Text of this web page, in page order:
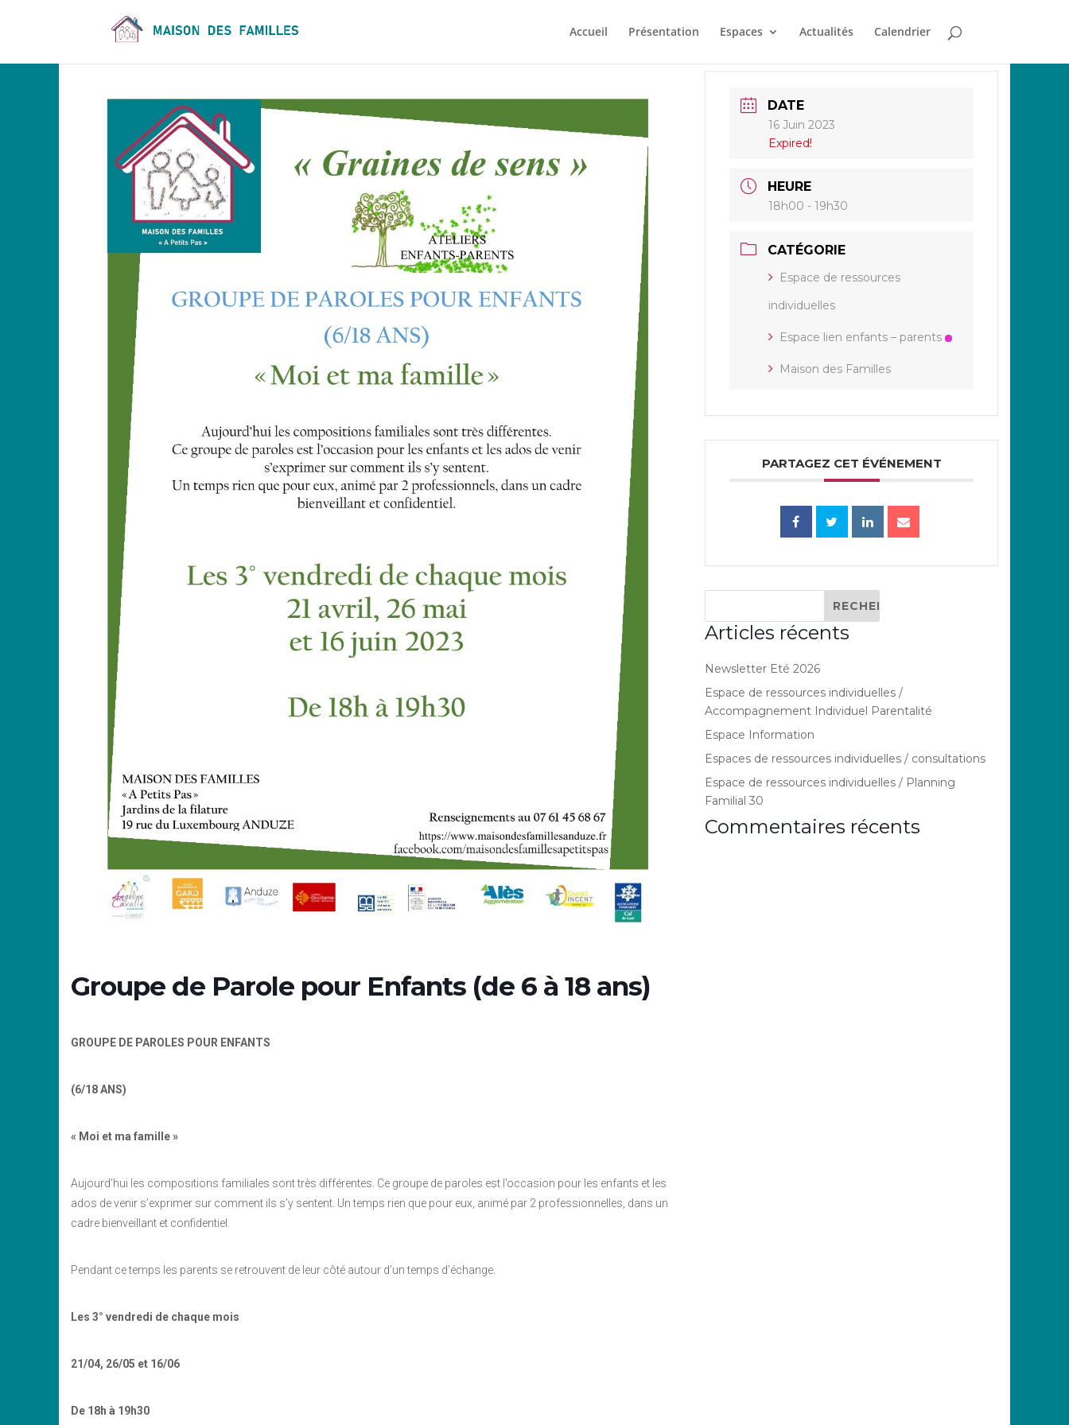
Accueil Présentation Espaces Actualités Calendrier
Groupe de Parole pour Enfants (de 6 à 18 ans)
GROUPE DE PAROLES POUR ENFANTS
(6/18 ANS)
« Moi et ma famille »
Aujourd’hui les compositions familiales sont très différentes. Ce groupe de paroles est l’occasion pour les enfants et les
ados de venir s’exprimer sur comment ils s’y sentent. Un temps rien que pour eux, animé par 2 professionnelles, dans un
cadre bienveillant et confidentiel.
Pendant ce temps les parents se retrouvent de leur côté autour d’un temps d’échange.
Les 3° vendredi de chaque mois
21/04, 26/05 et 16/06
De 18h à 19h30
DATE
16 Juin 2023
Expired!
HEURE
18h00 - 19h30
CATÉGORIE
Espace de ressources
individuelles
Espace lien enfants – parents
Maison des Familles
PARTAGEZ CET ÉVÉNEMENT
Articles récents
Newsletter Eté 2026
Espace de ressources individuelles /
Accompagnement Individuel Parentalité
Espace Information
Espaces de ressources individuelles / consultations
Espace de ressources individuelles / Planning
Familial 30
Commentaires récents